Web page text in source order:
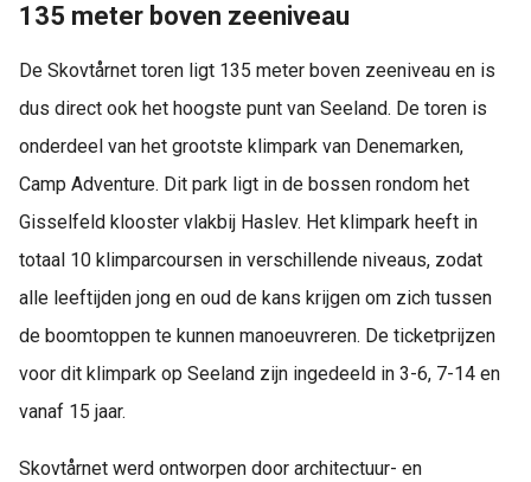
135 meter boven zeeniveau
De Skovtårnet toren ligt 135 meter boven zeeniveau en is
dus direct ook het hoogste punt van Seeland. De toren is
onderdeel van het grootste klimpark van Denemarken,
Camp Adventure. Dit park ligt in de bossen rondom het
Gisselfeld klooster vlakbij Haslev. Het klimpark heeft in
totaal 10 klimparcoursen in verschillende niveaus, zodat
alle leeftijden jong en oud de kans krijgen om zich tussen
de boomtoppen te kunnen manoeuvreren. De ticketprijzen
voor dit klimpark op Seeland zijn ingedeeld in 3-6, 7-14 en
vanaf 15 jaar.
Skovtårnet werd ontworpen door architectuur- en